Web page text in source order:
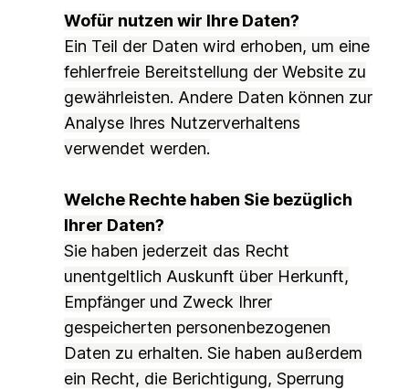
Wofür nutzen wir Ihre Daten?
Ein Teil der Daten wird erhoben, um eine
fehlerfreie Bereitstellung der Website zu
gewährleisten. Andere Daten können zur
Analyse Ihres Nutzerverhaltens
verwendet werden.
Welche Rechte haben Sie bezüglich
Ihrer Daten?
Sie haben jederzeit das Recht
unentgeltlich Auskunft über Herkunft,
Empfänger und Zweck Ihrer
gespeicherten personenbezogenen
Daten zu erhalten. Sie haben außerdem
ein Recht, die Berichtigung, Sperrung